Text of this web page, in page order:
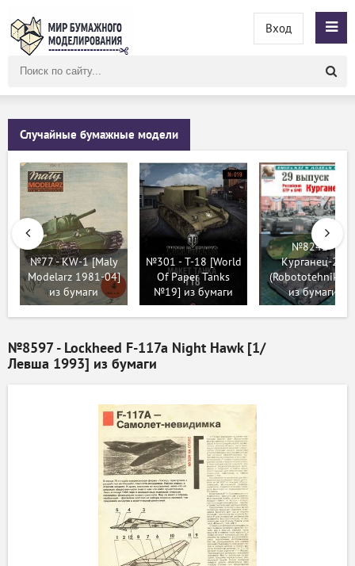
сайту
Вход
Случайные бумажные модели
№77 - KW-1 [Maly
Modelarz 1981-04]
из бумаги
№301 - T-18 [World
Of Paper Tanks
№19] из бумаги
№8242 -
Курганец-25
(Robototehnik
из бумаги
№8597 - Lockheed F-117a Night Hawk [1/
Левша 1993] из бумаги